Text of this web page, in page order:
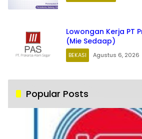
Lowongan Kerja PT
(Mie Sedaap)
BEKASI Agustus 6, 2026
Popular Posts